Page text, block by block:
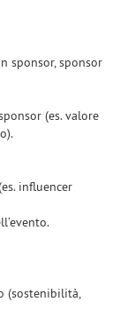
sponsor, sponsor
(es. valore
influencer
(sostenibilità,